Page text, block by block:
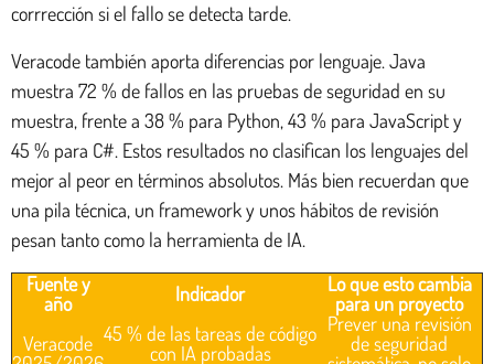
corrrección si el fallo se detecta tarde.
Veracode también aporta diferencias por lenguaje. Java
muestra 72 % de fallos en las pruebas de seguridad en su
muestra, frente a 38 % para Python, 43 % para JavaScript y
45 % para C#. Estos resultados no clasifican los lenguajes del
mejor al peor en términos absolutos. Más bien recuerdan que
una pila técnica, un framework y unos hábitos de revisión
pesan tanto como la herramienta de IA.
Fuente y
año
Indicador
Lo que esto cambia
para un proyecto
Veracode 45 % de las tareas de código
con IA probadas
Prever una revisión
de seguridad